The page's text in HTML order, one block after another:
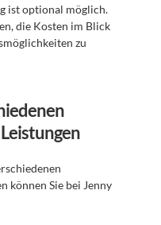
ist optional möglich.
die Kosten im Blick
zu
können Sie bei Jenny